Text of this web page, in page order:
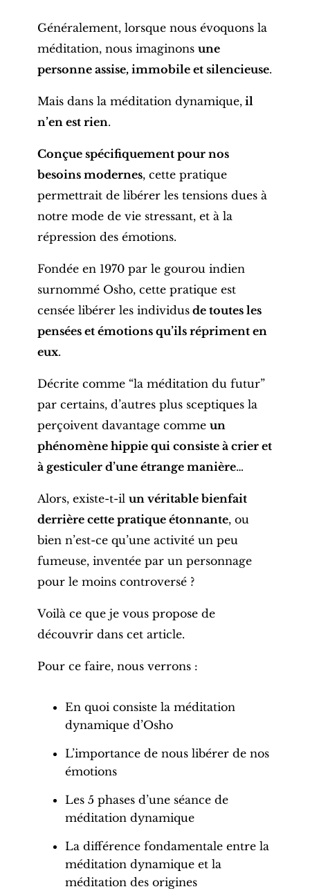
Généralement, lorsque nous évoquons la
méditation, nous imaginons une
personne assise, immobile et silencieuse.
Mais dans la méditation dynamique,il
n’en est rien.
Conçue spécifiquement pour nos
besoins modernes, cette pratique
permettrait de libérer les tensions dues à
notre mode de vie stressant, et à la
répression des émotions.
Fondée en 1970 par le gourou indien
surnommé Osho, cette pratique est
censée libérer les individusde toutes les
pensées et émotions qu’ils répriment en
eux.
Décrite comme “la méditation du futur”
par certains, d’autres plus sceptiques la
perçoivent davantage comme un
phénomène hippie qui consiste à crier et
à gesticuler d’une étrange manière…
Alors, existe-t-il un véritable bienfait
derrière cette pratique étonnante, ou
bien n’est-ce qu’une activité un peu
fumeuse, inventée par un personnage
pour le moins controversé ?
Voilà ce que je vous propose de
découvrir dans cet article.
Pour ce faire, nous verrons :
En quoi consiste la méditation
dynamique d’Osho
L’importance de nous libérer de nos
émotions
Les 5 phases d’une séance de
méditation dynamique
La différence fondamentale entre la
méditation dynamique et la
méditation des origines